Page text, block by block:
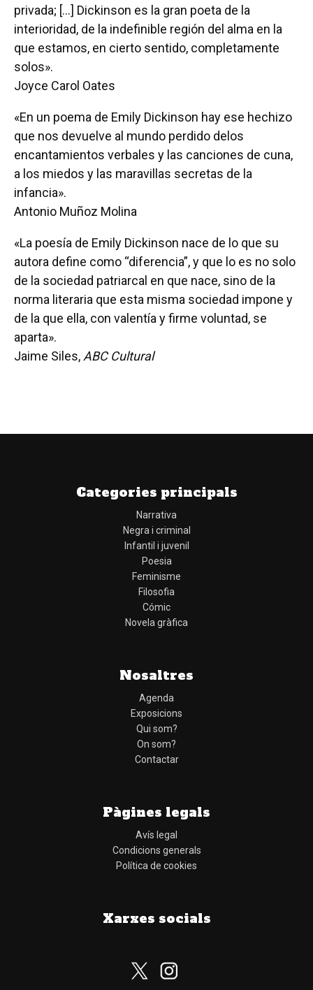
privada; […] Dickinson es la gran poeta de la
interioridad, de la indefinible región del alma en la
que estamos, en cierto sentido, completamente
solos».
Joyce Carol Oates
«En un poema de Emily Dickinson hay ese hechizo
que nos devuelve al mundo perdido delos
encantamientos verbales y las canciones de cuna,
a los miedos y las maravillas secretas de la
infancia».
Antonio Muñoz Molina
«La poesía de Emily Dickinson nace de lo que su
autora define como “diferencia”, y que lo es no solo
de la sociedad patriarcal en que nace, sino de la
norma literaria que esta misma sociedad impone y
de la que ella, con valentía y firme voluntad, se
aparta».
Jaime Siles, ABC Cultural
Categories principals
Narrativa
Negra i criminal
Infantil i juvenil
Poesia
Feminisme
Filosofia
Cómic
Novela gràfica
Nosaltres
Agenda
Exposicions
Qui som?
On som?
Contactar
Pàgines legals
Avís legal
Condicions generals
Política de cookies
Xarxes socials